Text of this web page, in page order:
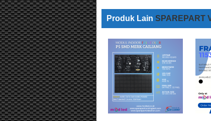
Produk Lain SPAREPART